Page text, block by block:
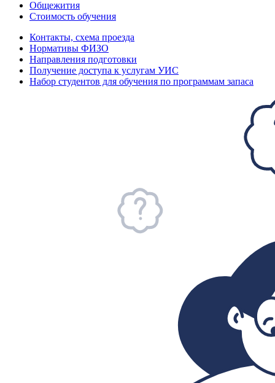
Общежития
Стоимость обучения
Контакты, схема проезда
Нормативы ФИЗО
Направления подготовки
Получение доступа к услугам УИС
Набор студентов для обучения по программам запаса